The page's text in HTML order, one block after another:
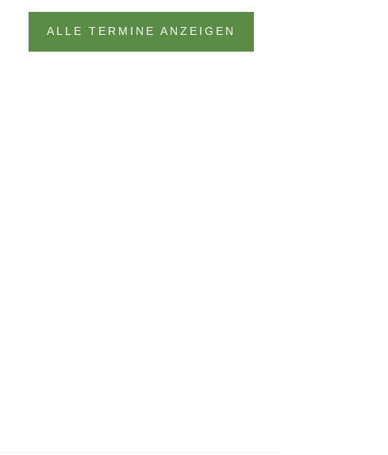
ALLE TERMINE ANZEIGEN